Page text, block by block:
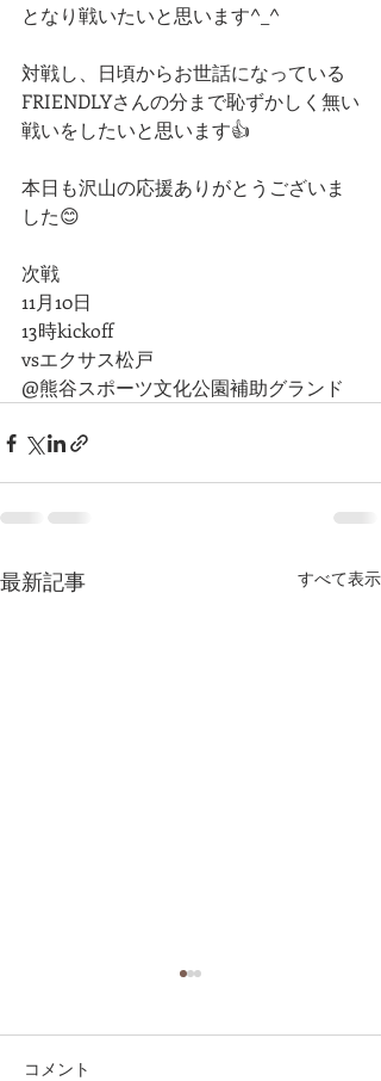
となり戦いたいと思います^_^
対戦し、日頃からお世話になっている
FRIENDLYさんの分まで恥ずかしく無い
戦いをしたいと思います👍
本日も沢山の応援ありがとうございま
した😊
次戦
11月10日
13時kickoff
vsエクサス松戸
@熊谷スポーツ文化公園補助グランド
最新記事 すべて表示
コメント